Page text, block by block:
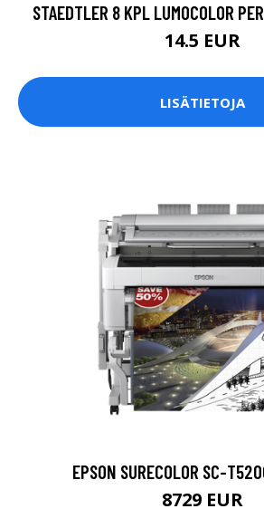
STAEDTLER 8 KPL LUMOCOLOR
14.5 EUR
LISÄTIETOJA
EPSON SURECOLOR SC-
8729 EUR